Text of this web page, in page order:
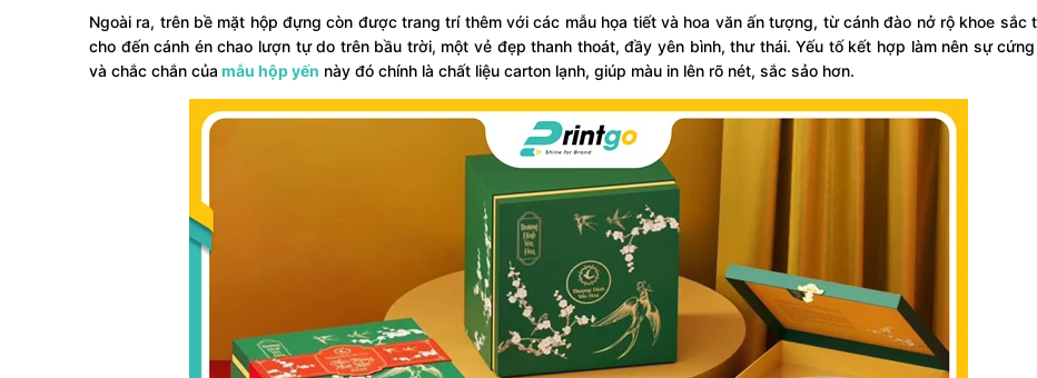
Ngoài ra, trên bề mặt hộp đựng còn được trang trí thêm với các mẫu họa tiết và hoa văn ấn tượng, từ cánh đào nở rộ khoe sắc
cho đến cánh én chao lượn tự do trên bầu trời, một vẻ đẹp thanh thoát, đầy yên bình, thư thái. Yếu tố kết hợp làm nên sự
và chắc chắn của mẫu hộp yến này đó chính là chất liệu carton lạnh, giúp màu in lên rõ nét, sắc sảo hơn.